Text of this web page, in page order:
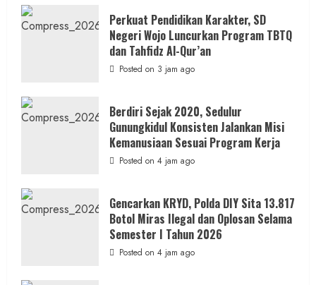
Perkuat Pendidikan Karakter, SD
Negeri Wojo Luncurkan Program TBTQ
dan Tahfidz Al-Qur’an
Posted on 3 jam ago
Berdiri Sejak 2020, Sedulur
Gunungkidul Konsisten Jalankan Misi
Kemanusiaan Sesuai Program Kerja
Posted on 4 jam ago
Gencarkan KRYD, Polda DIY Sita 13.817
Botol Miras Ilegal dan Oplosan Selama
Semester I Tahun 2026
Posted on 4 jam ago